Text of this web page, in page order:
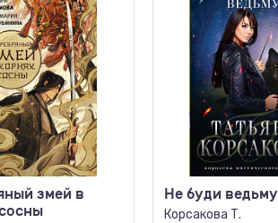
змей в
Не буди ведьму
Корсакова Т.